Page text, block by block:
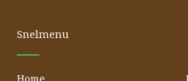
o
k
Snelmenu